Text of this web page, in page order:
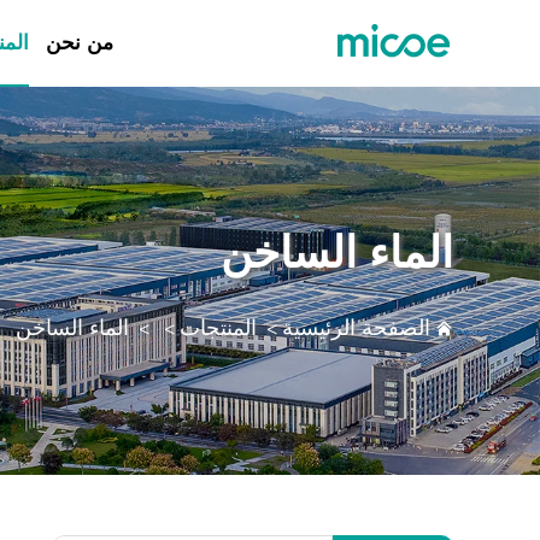
من نحن
من نحن
المنتجات
حل
الدعم والخدمات
مركز الإعلام
اتصل بنا
الماء الساخن
الصفحة الرئيسية>المنتجات>
>الماء الساخن